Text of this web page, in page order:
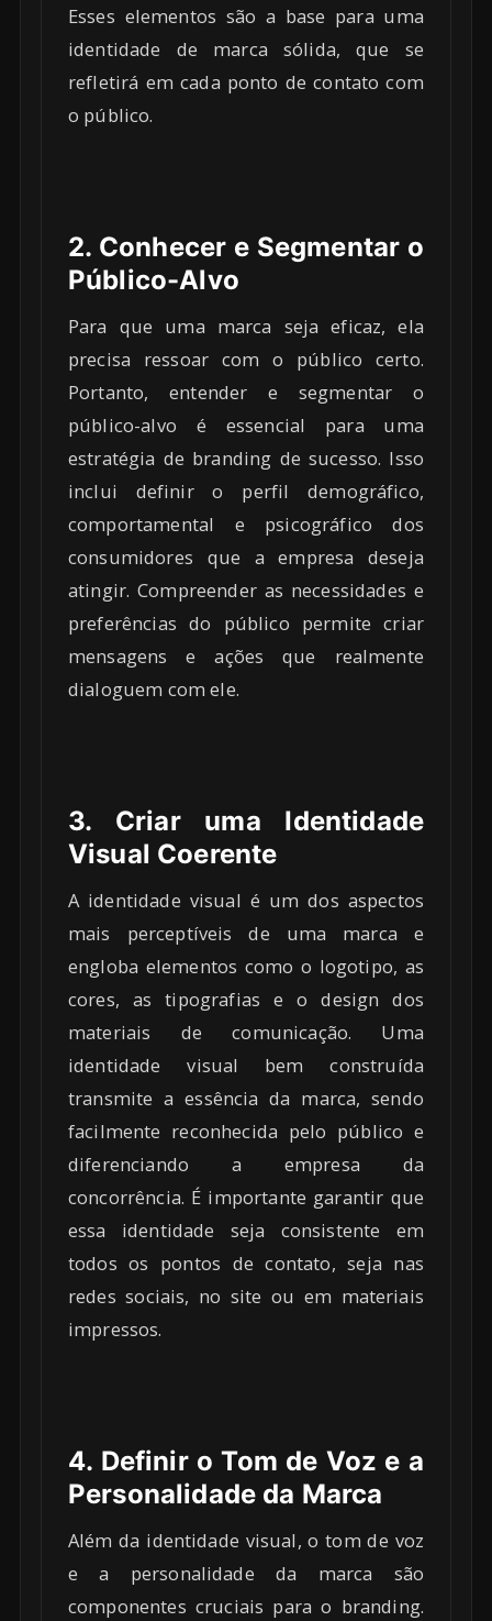
Esses elementos são a base para uma
identidade de marca sólida, que se
refletirá em cada ponto de contato com
o público.
2. Conhecer e Segmentar o
Público-Alvo
Para que uma marca seja eficaz, ela
precisa ressoar com o público certo.
Portanto, entender e segmentar o
público-alvo é essencial para uma
estratégia de branding de sucesso. Isso
inclui definir o perfil demográfico,
comportamental e psicográfico dos
consumidores que a empresa deseja
atingir. Compreender as necessidades e
preferências do público permite criar
mensagens e ações que realmente
dialoguem com ele.
3. Criar uma Identidade
Visual Coerente
A identidade visual é um dos aspectos
mais perceptíveis de uma marca e
engloba elementos como o logotipo, as
cores, as tipografias e o design dos
materiais de comunicação. Uma
identidade visual bem construída
transmite a essência da marca, sendo
facilmente reconhecida pelo público e
diferenciando a empresa da
concorrência. É importante garantir que
essa identidade seja consistente em
todos os pontos de contato, seja nas
redes sociais, no site ou em materiais
impressos.
4. Definir o Tom de Voz e a
Personalidade da Marca
Além da identidade visual, o tom de voz
e a personalidade da marca são
componentes cruciais para o branding.